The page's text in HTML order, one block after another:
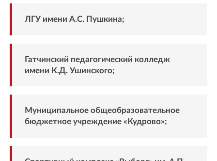
ЛГУ имени А.С. Пушкина;
Гатчинский педагогический колледж
имени К.Д. Ушинского;
Муниципальное общеобразовательное
бюджетное учреждение «Кудрово»;